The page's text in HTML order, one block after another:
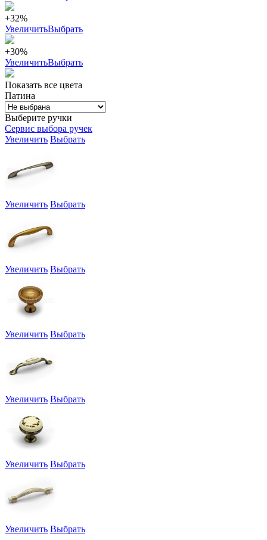
+32%
УвеличитьВыбрать
+30%
УвеличитьВыбрать
Показать все цвета
Патина
Выберите ручки
Сервис выбора ручек
Увеличить Выбрать
Увеличить Выбрать
Увеличить Выбрать
Увеличить Выбрать
Увеличить Выбрать
Увеличить Выбрать
Увеличить Выбрать